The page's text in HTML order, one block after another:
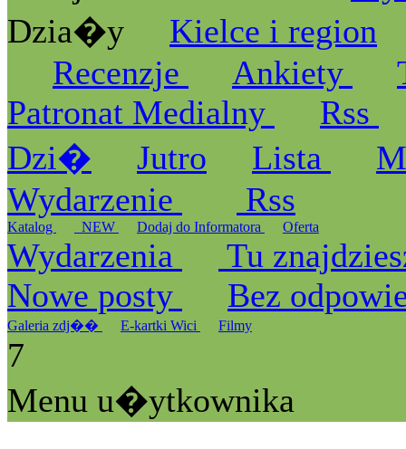
Dzia�y
Kielce i region
Recenzje
Ankiety
Patronat Medialny
Rss
Dzi�
Jutro Lista
Wydarzenie
Rss
Katalog _NEW Dodaj do Informatora Oferta
Wydarzenia
Tu
Nowe posty
Bez
Galeria zdj�� E-kartki Wici Filmy
7
Menu u�ytkownika